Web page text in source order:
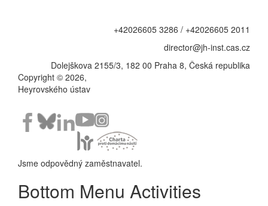
+42026605 3286 / +42026605 2011
director@jh-inst.cas.cz
Dolejškova 2155/3, 182 00 Praha 8, Česká republika
Copyright © 2026,
Heyrovského ústav
Jsme odpovědný zaměstnavatel.
Bottom Menu Activities